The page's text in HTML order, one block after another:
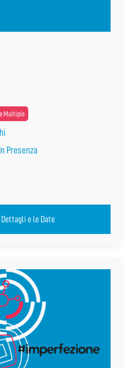
Multiple
In Presenza
e le Date